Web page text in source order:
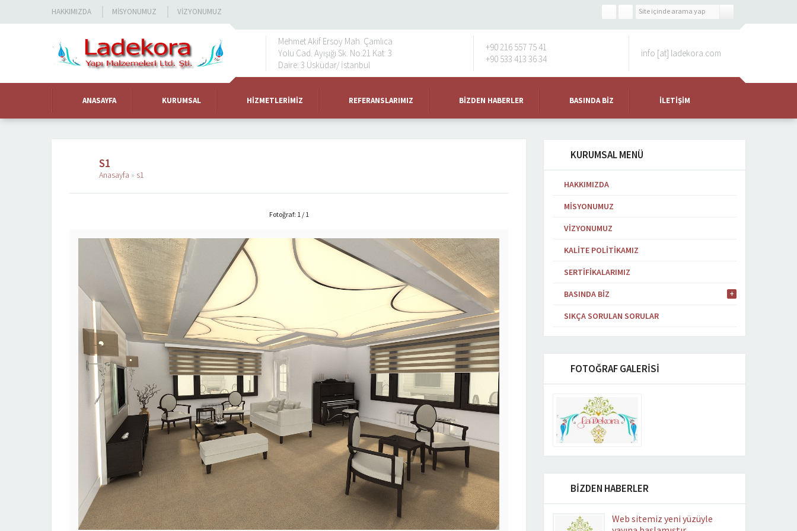
HAKKIMIZDA MISYONUMUZ VIZYONUMUZ
Mehmet Akif Ersoy Mah. Çamlıca
Yolu Cad. Ayışığı Sk. No:21 Kat: 3
Daire: 3 Üsküdar/ İstanbul
+90 216 557 75 41
+90 533 413 36 34
info [at] ladekora.com
ANASAYFA KURUMSAL HIZMETLERIMIZ REFERANSLARIMIZ BIZDEN HABERLER BASINDA BIZ İLETIŞIM
S1
Anasayfa » s1
Fotoğraf: 1 / 1
KURUMSAL MENÜ
HAKKIMIZDA
MISYONUMUZ
VIZYONUMUZ
KALITE POLITIKAMIZ
SERTIFIKALARIMIZ
BASINDA BIZ
SIKÇA SORULAN SORULAR
FOTOĞRAF GALERİSİ
BİZDEN HABERLER
Web sitemiz yeni yüzüyle